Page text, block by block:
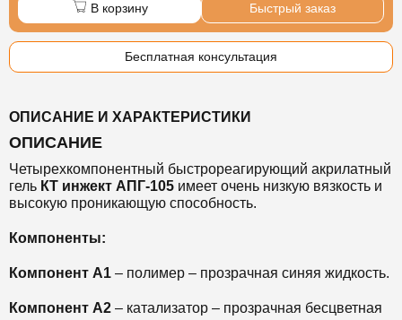
В корзину Быстрый заказ
Бесплатная консультация
ОПИСАНИЕ И ХАРАКТЕРИСТИКИ
ОПИСАНИЕ
Четырехкомпонентный быстрореагирующий акрилатный
гель КТ инжект АПГ-105 имеет очень низкую вязкость и
высокую проникающую способность.
Компоненты:
Компонент А1 – полимер – прозрачная синяя жидкость.
Компонент А2 – катализатор – прозрачная бесцветная